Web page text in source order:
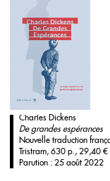
Charles Dickens
De grandes espérances
Nouvelle traduction
Tristram, 630 p., 29,40 €
Parution : 25 août 2022